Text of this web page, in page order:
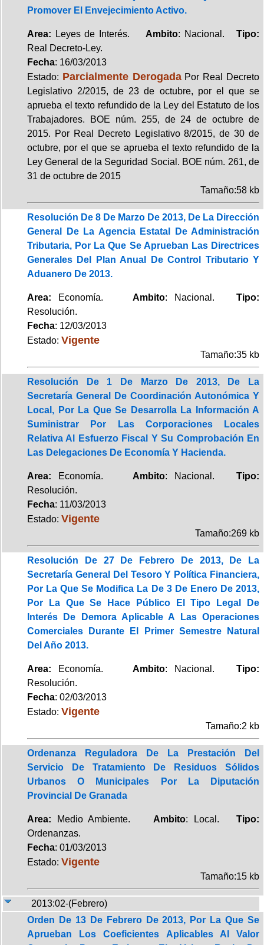
Promover El Envejecimiento Activo.
Area: Leyes de Interés. Ambito: Nacional.Tipo:
Real Decreto-Ley.
Fecha: 16/03/2013
Estado: Parcialmente DerogadaPor Real Decreto
Legislativo 2/2015, de 23 de octubre, por el que se
aprueba el texto refundido de la Ley del Estatuto de los
Trabajadores. BOE núm. 255, de 24 de octubre de
2015. Por Real Decreto Legislativo 8/2015, de 30 de
octubre, por el que se aprueba el texto refundido de la
Ley General de la Seguridad Social. BOE núm. 261, de
31 de octubre de 2015
Tamaño:58 kb
Resolución De 8 De Marzo De 2013, De La Dirección
General De La Agencia Estatal De Administración
Tributaria, Por La Que Se Aprueban Las Directrices
Generales Del Plan Anual De Control Tributario Y
Aduanero De 2013.
Area: Economía. Ambito: Nacional.Tipo:
Resolución.
Fecha: 12/03/2013
Estado: Vigente
Tamaño:35 kb
Resolución De 1 De Marzo De 2013, De La
Secretaría General De Coordinación Autonómica Y
Local, Por La Que Se Desarrolla La Información A
Suministrar Por Las Corporaciones Locales
Relativa Al Esfuerzo Fiscal Y Su Comprobación En
Las Delegaciones De Economía Y Hacienda.
Area: Economía. Ambito: Nacional.Tipo:
Resolución.
Fecha: 11/03/2013
Estado: Vigente
Tamaño:269 kb
Resolución De 27 De Febrero De 2013, De La
Secretaría General Del Tesoro Y Política Financiera,
Por La Que Se Modifica La De 3 De Enero De 2013,
Por La Que Se Hace Público El Tipo Legal De
Interés De Demora Aplicable A Las Operaciones
Comerciales Durante El Primer Semestre Natural
Del Año 2013.
Area: Economía. Ambito: Nacional.Tipo:
Resolución.
Fecha: 02/03/2013
Estado: Vigente
Tamaño:2 kb
Ordenanza Reguladora De La Prestación Del
Servicio De Tratamiento De Residuos Sólidos
Urbanos O Municipales Por La Diputación
Provincial De Granada
Area: Medio Ambiente. Ambito: Local.Tipo:
Ordenanzas.
Fecha: 01/03/2013
Estado: Vigente
Tamaño:15 kb
2013:02-(Febrero)
Orden De 13 De Febrero De 2013, Por La Que Se
Aprueban Los Coeficientes Aplicables Al Valor